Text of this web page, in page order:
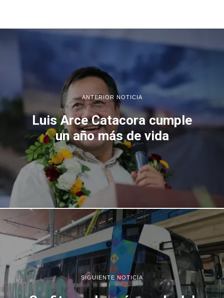
ANTERIOR NOTICIA
Luis Arce Catacora cumple
un año más de vida
SIGUIENTE NOTICIA